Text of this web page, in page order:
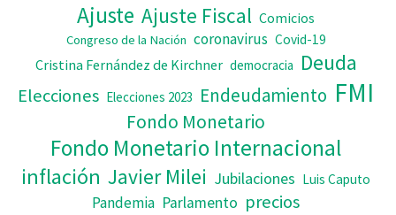
Ajuste Ajuste Fiscal Comicios
Congreso de la Nación coronavirus Covid-19
Cristina Fernández de Kirchner democracia Deuda
Elecciones Elecciones 2023 Endeudamiento FMI
Fondo Monetario
Fondo Monetario Internacional
inflación Javier Milei Jubilaciones Luis Caputo
Pandemia Parlamento precios